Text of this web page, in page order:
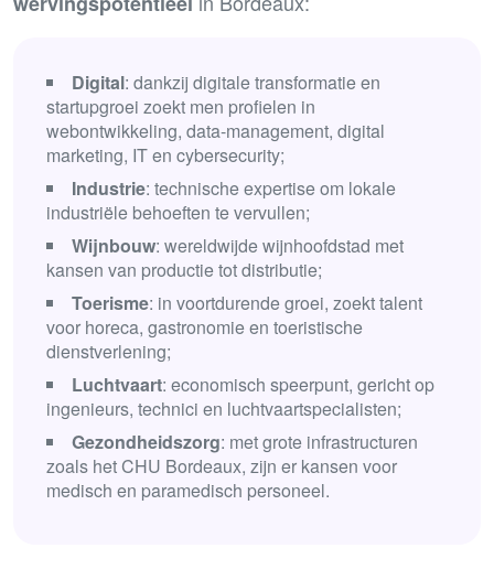
Digital: dankzij digitale transformatie en
startupgroei zoekt men profielen in
webontwikkeling, data-management, digital
marketing, IT en cybersecurity;
Industrie: technische expertise om lokale
industriële behoeften te vervullen;
Wijnbouw: wereldwijde wijnhoofdstad met
kansen van productie tot distributie;
Toerisme: in voortdurende groei, zoekt talent
voor horeca, gastronomie en toeristische
dienstverlening;
Luchtvaart: economisch speerpunt, gericht op
ingenieurs, technici en luchtvaart­specialisten;
Gezondheidszorg: met grote infrastructuren
zoals het CHU Bordeaux, zijn er kansen voor
medisch en paramedisch personeel.